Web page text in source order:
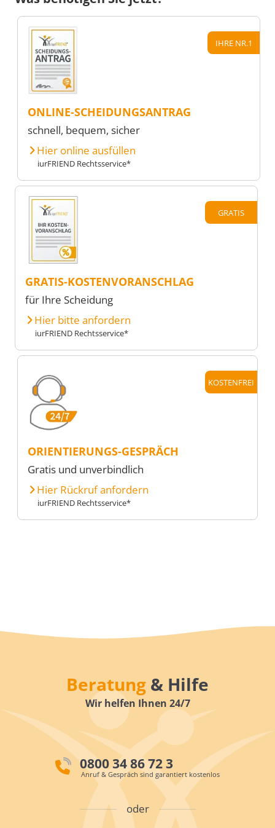
IHRE NR.1
ONLINE-SCHEIDUNGSANTRAG
schnell, bequem, sicher
Hier online ausfüllen
iurFRIEND Rechtsservice*
GRATIS
GRATIS-KOSTENVORANSCHLAG
für Ihre Scheidung
Hier bitte anfordern
iurFRIEND Rechtsservice*
KOSTENFREI
ORIENTIERUNGS-GESPRÄCH
Gratis und unverbindlich
Hier Rückruf anfordern
iurFRIEND Rechtsservice*
Beratung & Hilfe
Wir helfen Ihnen 24/7
0800 34 86 72 3
Anruf & Gespräch sind garantiert kostenlos
oder